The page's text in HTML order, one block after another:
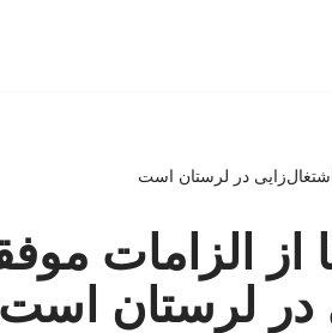
در لرستان است
از الزامات
در لرستان